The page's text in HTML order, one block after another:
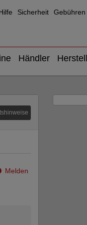
Sicherheit Gebühren
Händler
Melden